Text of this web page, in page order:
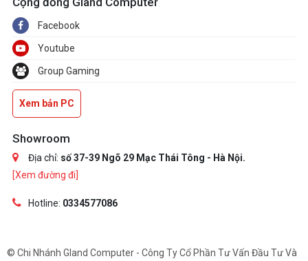
Facebook
Youtube
Group Gaming
Xem bản PC
Showroom
Địa chỉ: số 37-39 Ngõ 29 Mạc Thái Tông - Hà Nội.
[Xem đường đi]
Hotline: 0334577086
© Chi Nhánh Gland Computer - Công Ty Cổ Phần Tư Vấn Đầu Tư Và